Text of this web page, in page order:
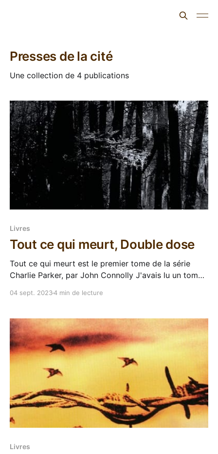
Presses de la cité
Une collection de 4 publications
Livres
Tout ce qui meurt, Double dose
Tout ce qui meurt est le premier tome de la série
Charlie Parker, par John Connolly J'avais lu un tome
quelques années, parce que j'avais remporté Le
critique
04 sept. 20234 min de lecture
Livres